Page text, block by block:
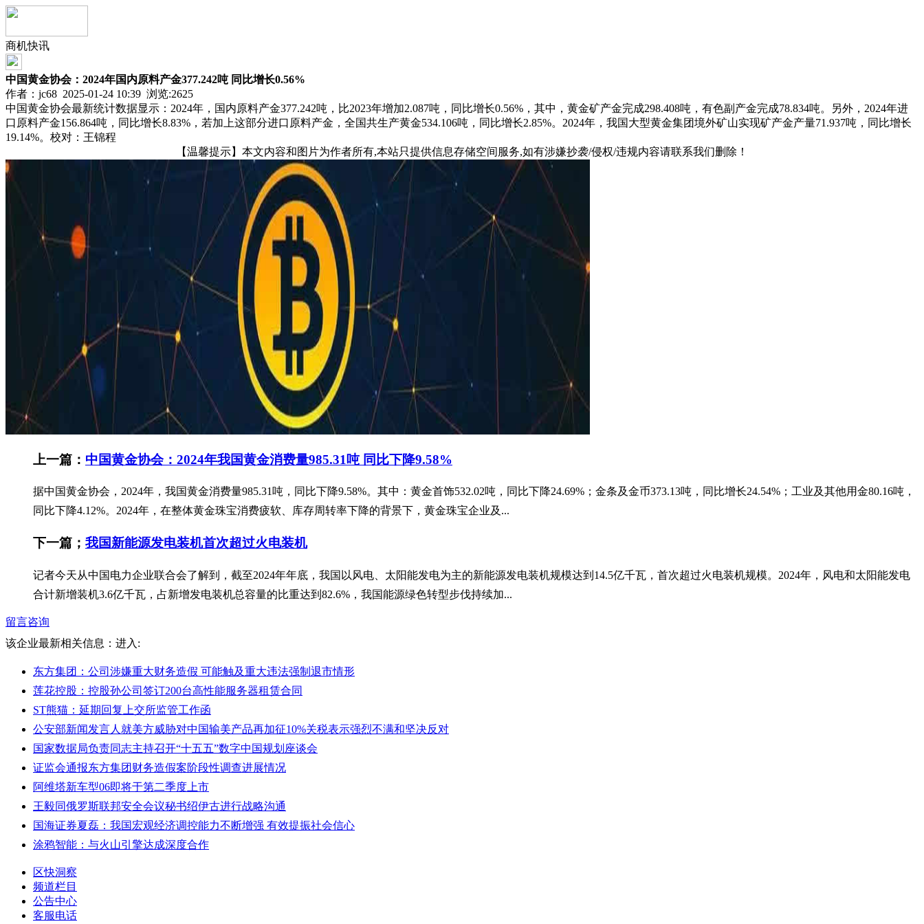
商机快讯
中国黄金协会：2024年国内原料产金377.242吨 同比增长0.56%
作者：jc68 2025-01-24 10:39 浏览:2625
中国黄金协会最新统计数据显示：2024年，国内原料产金377.242吨，比2023年增加2.087吨，同比增长0.56%，其中，黄金矿产金完成298.408吨，有色副产金完成78.834吨。另外，2024年进
口原料产金156.864吨，同比增长8.83%，若加上这部分进口原料产金，全国共生产黄金534.106吨，同比增长2.85%。2024年，我国大型黄金集团境外矿山实现矿产金产量71.937吨，同比增长
19.14%。校对：王锦程
【温馨提示】本文内容和图片为作者所有,本站只提供信息存储空间服务,如有涉嫌抄袭/侵权/违规内容请联系我们删除！
上一篇： 中国黄金协会：2024年我国黄金消费量985.31吨 同比下降9.58%
据中国黄金协会，2024年，我国黄金消费量985.31吨，同比下降9.58%。其中：黄金首饰532.02吨，同比下降24.69%；金条及金币373.13吨，同比增长24.54%；工业及其他用金80.16吨，
同比下降4.12%。2024年，在整体黄金珠宝消费疲软、库存周转率下降的背景下，黄金珠宝企业及...
下一篇； 我国新能源发电装机首次超过火电装机
记者今天从中国电力企业联合会了解到，截至2024年年底，我国以风电、太阳能发电为主的新能源发电装机规模达到14.5亿千瓦，首次超过火电装机规模。2024年，风电和太阳能发电
合计新增装机3.6亿千瓦，占新增发电装机总容量的比重达到82.6%，我国能源绿色转型步伐持续加...
留言咨询
该企业最新相关信息： 进入:
东方集团：公司涉嫌重大财务造假 可能触及重大违法强制退市情形
莲花控股：控股孙公司签订200台高性能服务器租赁合同
ST熊猫：延期回复上交所监管工作函
公安部新闻发言人就美方威胁对中国输美产品再加征10%关税表示强烈不满和坚决反对
国家数据局负责同志主持召开“十五五”数字中国规划座谈会
证监会通报东方集团财务造假案阶段性调查进展情况
阿维塔新车型06即将于第二季度上市
王毅同俄罗斯联邦安全会议秘书绍伊古进行战略沟通
国海证券夏磊：我国宏观经济调控能力不断增强 有效提振社会信心
涂鸦智能：与火山引擎达成深度合作
区快洞察
频道栏目
公告中心
客服电话